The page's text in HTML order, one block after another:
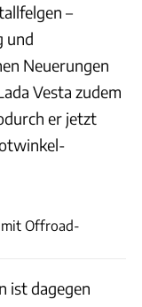
–
und
Neuerungen
Vesta zudem
er jetzt
mit Offroad-
ist dagegen